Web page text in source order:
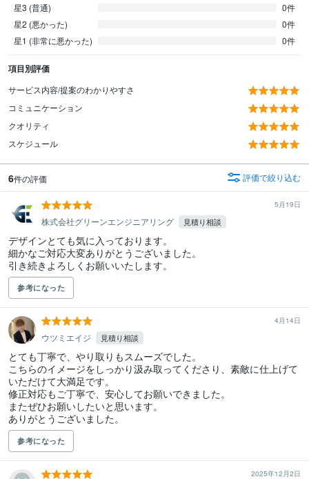
星3 (普通)
0件
星2 (悪かった)
0件
星1 (非常に悪かった)
0件
項目別評価
サービス内容/提案のわかりやすさ
コミュニケーション
クオリティ
スケジュール
6件の評価 評価で絞り込む
5月19日
株式会社グリーンエンジニアリング 見積り相談
デザインとても気に入っております。
細かなご対応大変ありがとうございました。
引き続きよろしくお願いいたします。
参考になった
4月14日
ウツミエイジ 見積り相談
とても丁寧で、やり取りもスムーズでした。
こちらのイメージをしっかり汲み取ってくださり、素敵に仕上げて
いただけて大満足です。
修正対応もご丁寧で、安心してお願いできました。
またぜひお願いしたいと思います。
ありがとうございました。
参考になった
2025年12月2日